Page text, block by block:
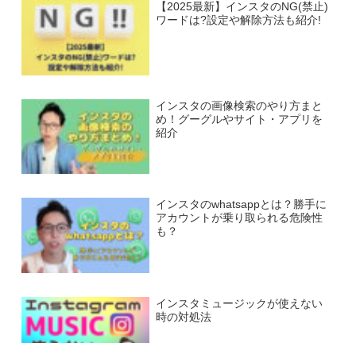
【2025最新】インスタのNG(禁止)
ワードは?設定や解除方法も紹介!
インスタの画像検索のやり方まと
め！グーグルやサイト・アプリを
紹介
インスタのwhatsappとは？勝手に
アカウントが乗り取られる危険性
も？
インスタミュージックが使えない
時の対処法